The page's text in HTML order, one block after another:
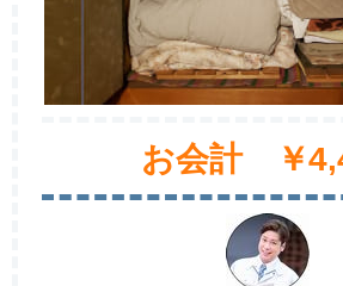
お会計 ￥